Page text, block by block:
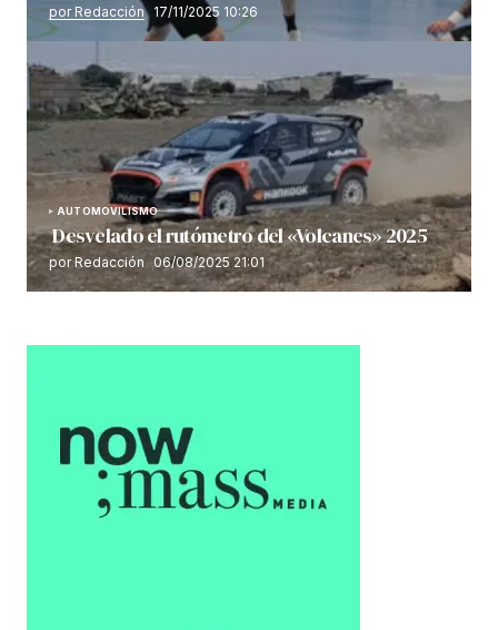
por Redacción 17/11/2025 10:26
AUTOMOVILISMO
Desvelado el rutómetro del «Volcanes» 2025
por Redacción 06/08/2025 21:01